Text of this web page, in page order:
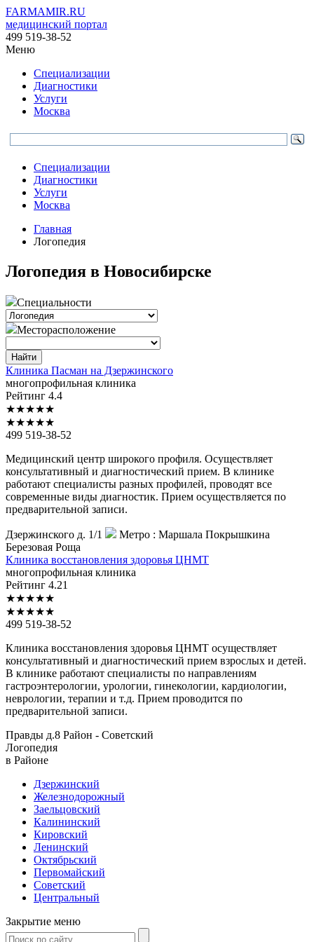
FARMAMIR.RU
медицинский портал
499 519-38-52
Меню
Специализации
Диагностики
Услуги
Москва
Специализации
Диагностики
Услуги
Москва
Главная
Логопедия
Логопедия в Новосибирске
Специальности
Месторасположение
Найти
Клиника Пасман на Дзержинского
многопрофильная клиника
Рейтинг 4.4
★★★★★
★★★★★
499 519-38-52
Медицинский центр широкого профиля. Осуществляет
консультативный и диагностический прием. В клинике
работают специалисты разных профилей, проводят все
современные виды диагностик. Прием осуществляется по
предварительной записи.
Дзержинского д. 1/1 Метро : Маршала Покрышкина
Березовая Роща
Клиника восстановления здоровья ЦНМТ
многопрофильная клиника
Рейтинг 4.21
★★★★★
★★★★★
499 519-38-52
Клиника восстановления здоровья ЦНМТ осуществляет
консультативный и диагностический прием взрослых и детей.
В клинике работают специалисты по направлениям
гастроэнтерологии, урологии, гинекологии, кардиологии,
неврологии, терапии и т.д. Прием проводится по
предварительной записи.
Правды д.8 Район - Советский
Логопедия
в Районе
Дзержинский
Железнодорожный
Заельцовский
Калининский
Кировский
Ленинский
Октябрьский
Первомайский
Советский
Центральный
Закрытие меню